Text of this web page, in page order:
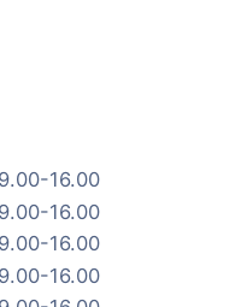
16.00
16.00
16.00
16.00